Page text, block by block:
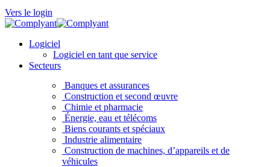
Vers le login
Logiciel
Logiciel en tant que service
Secteurs
Banques et assurances
Construction et second œuvre
Chimie et pharmacie
Énergie, eau et télécoms
Biens courants et spéciaux
Industrie alimentaire
Construction de machines, d’appareils et de
véhicules